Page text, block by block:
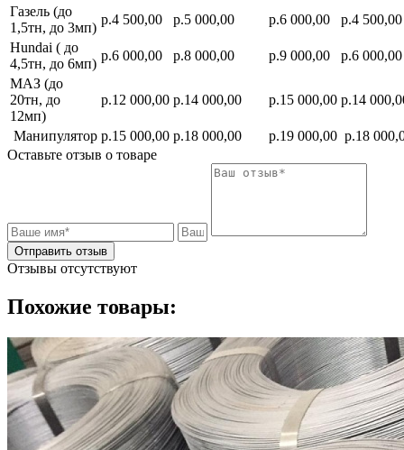
Газель (до
1,5тн, до 3мп)
р.4 500,00 р.5 000,00 р.6 000,00
р.4 500,00
Hundai ( до
4,5тн, до 6мп)
р.6 000,00 р.8 000,00 р.9 000,00
р.6 000,00
МАЗ (до
20тн, до
12мп)
р.12 000,00 р.14 000,00 р.15 000,00 р.14
Манипулятор р.15 000,00 р.18 000,00 р.19 000,00 р.18
Оставьте отзыв о товаре
Отправить отзыв
Отзывы отсутствуют
Похожие товары: